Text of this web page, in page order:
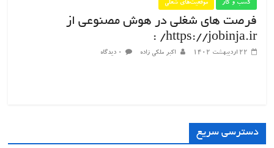
کسب و کار موقعیت‌های شغلی
فرصت های ‌شغلی در هوش مصنوعی از
https://jobinja.ir/ :
۲۲ اردیبهشت ۱۴۰۲ اکبر ملکی زاده ۰ دیدگاه
دسترسی سریع